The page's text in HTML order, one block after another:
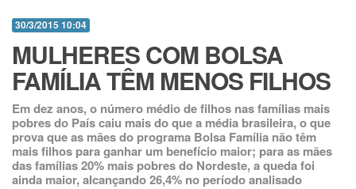
30/3/2015 10:04
MULHERES COM BOLSA
FAMÍLIA TÊM MENOS FILHOS
Em dez anos, o número médio de filhos nas famílias mais
pobres do País caiu mais do que a média brasileira, o que
prova que as mães do programa Bolsa Família não têm
mais filhos para ganhar um benefício maior; para as mães
das famílias 20% mais pobres do Nordeste, a queda foi
ainda maior, alcançando 26,4% no período analisado